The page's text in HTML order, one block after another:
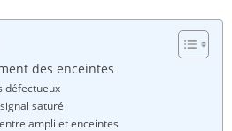
des enceintes
défectueux
saturé
ampli et enceintes